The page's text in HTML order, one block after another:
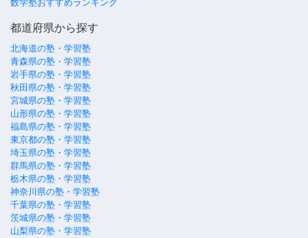
数学塾おすすめランキング
都道府県から探す
北海道の塾・学習塾
青森県の塾・学習塾
岩手県の塾・学習塾
秋田県の塾・学習塾
宮城県の塾・学習塾
山形県の塾・学習塾
福島県の塾・学習塾
東京都の塾・学習塾
埼玉県の塾・学習塾
群馬県の塾・学習塾
栃木県の塾・学習塾
神奈川県の塾・学習塾
千葉県の塾・学習塾
茨城県の塾・学習塾
山梨県の塾・学習塾